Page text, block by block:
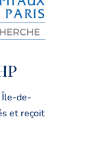
Île-de-
et reçoit